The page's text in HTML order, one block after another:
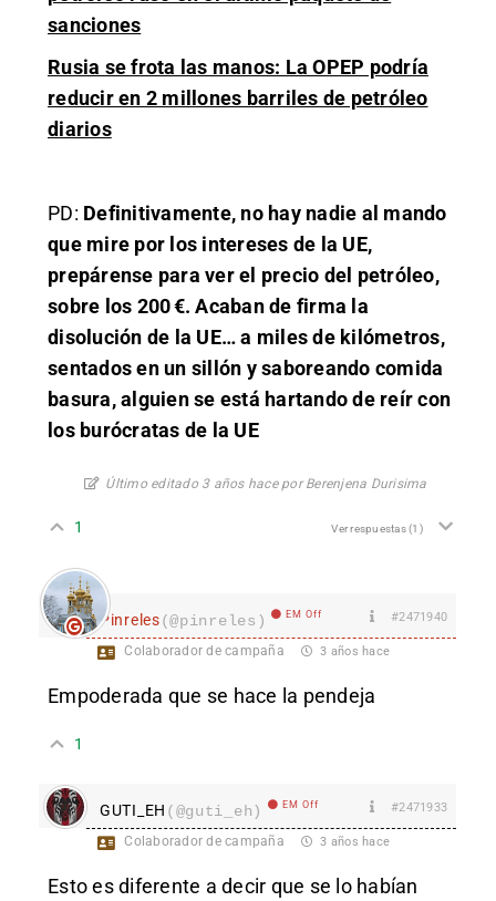
sanciones
Rusia se frota las manos: La OPEP podría
reducir en 2 millones barriles de petróleo
diarios
PD: Definitivamente, no hay nadie al mando
que mire por los intereses de la UE,
prepárense para ver el precio del petróleo,
sobre los 200 €. Acaban de firma la
disolución de la UE… a miles de kilómetros,
sentados en un sillón y saboreando comida
basura, alguien se está hartando de reír con
los burócratas de la UE
Último editado 3 años hace por Berenjena Durisima
1 Ver respuestas(1)
Pinreles(@pinreles) EM Off #2471940
Colaborador de campaña 3 años hace
Empoderada que se hace la pendeja
1
GUTI_EH (@guti_eh) EM Off #2471933
Colaborador de campaña 3 años hace
Esto es diferente a decir que se lo habían